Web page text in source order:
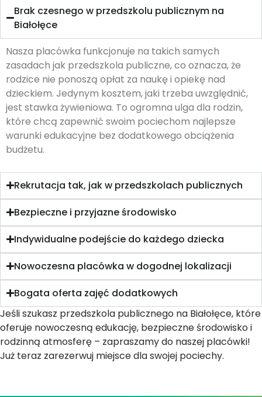
Brak czesnego w przedszkolu publicznym na
Białołęce
Nasza placówka funkcjonuje na takich samych
zasadach jak przedszkola publiczne, co oznacza, że
rodzice nie ponoszą opłat za naukę i opiekę nad
dzieckiem. Jedynym kosztem, jaki trzeba uwzględnić,
jest stawka żywieniowa. To ogromna ulga dla rodzin,
które chcą zapewnić swoim pociechom najlepsze
warunki edukacyjne bez dodatkowego obciążenia
budżetu.
Rekrutacja tak, jak w przedszkolach publicznych
Bezpieczne i przyjazne środowisko
Indywidualne podejście do każdego dziecka
Nowoczesna placówka w dogodnej lokalizacji
Bogata oferta zajęć dodatkowych
Jeśli szukasz przedszkola publicznego na Białołęce, które
oferuje nowoczesną edukację, bezpieczne środowisko i
rodzinną atmosferę – zapraszamy do naszej placówki!
Już teraz zarezerwuj miejsce dla swojej pociechy.